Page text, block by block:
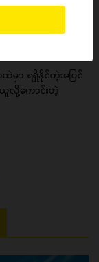
store
မှာ ရရှိနိုင်တဲ့အပြင်
လို့ကောင်းတဲ့